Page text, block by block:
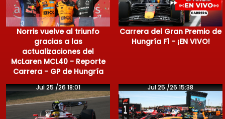
Norris vuelve al triunfo
gracias a las
actualizaciones del
McLaren MCL40 - Reporte
Carrera - GP de Hungría
Carrera del Gran Premio de
Hungría F1 - ¡EN VIVO!
Jul 25 /26 18:01 Jul 25 /26 15:38